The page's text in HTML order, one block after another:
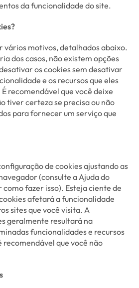
da funcionalidade do site.
vários motivos, detalhados abaixo.
dos casos, não existem opções
os cookies sem desativar
e os recursos que eles
recomendável que você deixe
tiver certeza se precisa ou não
para fornecer um serviço que
de cookies ajustando as
(consulte a Ajuda do
fazer isso). Esteja ciente de
afetará a funcionalidade
sites que você visita. A
geralmente resultará na
funcionalidades e recursos
que você não